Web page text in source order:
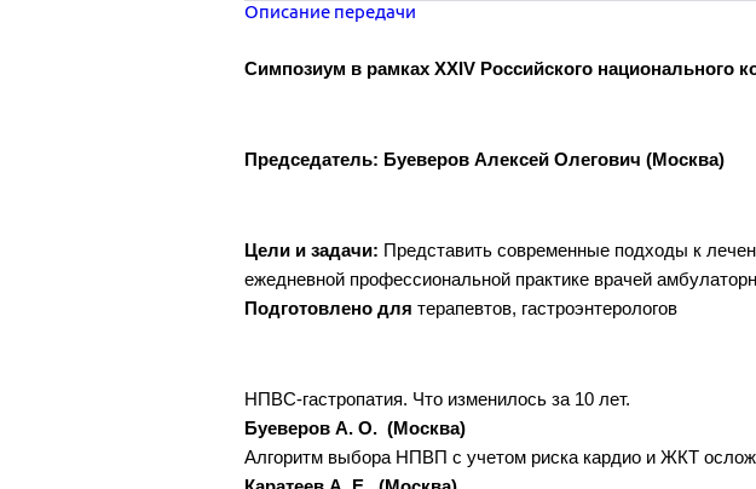
Описание передачи
Симпозиум в рамках XXIV Российского национального
Председатель: Буеверов Алексей Олегович (Москва)
Цели и задачи: Представить современные подходы к
ежедневной профессиональной практике врачей
Подготовлено для терапевтов, гастроэнтерологов
НПВС-гастропатия. Что изменилось за 10 лет.
Буеверов А. О. (Москва)
Алгоритм выбора НПВП с учетом риска кардио и ЖКТ